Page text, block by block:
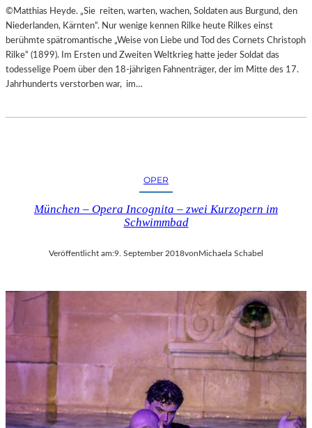
L
S
Ä
U
L
T
©Matthias Heyde. „Sie reiten, warten, wachen, Soldaten aus Burgund, den
Niederlanden, Kärnten“. Nur wenige kennen Rilke heute Rilkes einst
berühmte spätromantische „Weise von Liebe und Tod des Cornets Christoph
Rilke“ (1899). Im Ersten und Zweiten Weltkrieg hatte jeder Soldat das
todesselige Poem über den 18-jährigen Fahnenträger, der im Mitte des 17.
Jahrhunderts verstorben war, im…
OPER
München – Opera Incognita – zwei Kurzopern im
Schwimmbad
Veröffentlicht am:9. September 2018vonMichaela Schabel